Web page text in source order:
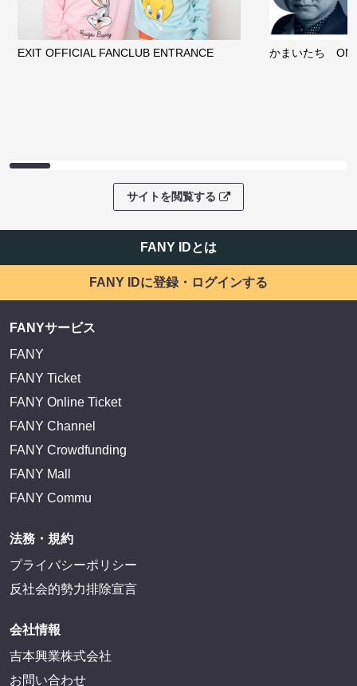
EXIT OFFICIAL FANCLUB ENTRANCE かまいたち
サイトを閲覧する
FANY IDとは
FANY IDに登録・ログインする
FANYサービス
FANY
FANY Ticket
FANY Online Ticket
FANY Channel
FANY Crowdfunding
FANY Mall
FANY Commu
法務・規約
プライバシーポリシー
反社会的勢力排除宣言
会社情報
吉本興業株式会社
お問い合わせ